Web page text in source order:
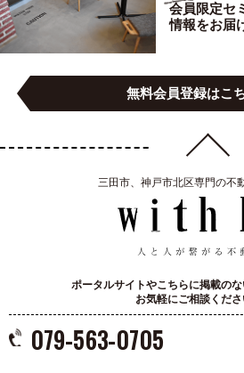
会員限定セ
情報をお届
無料会員登録はこ
三田市、神戸市北区専門の不
ポータルサイトやこちらに掲載の
お気軽にご相談くださ
079-563-0705